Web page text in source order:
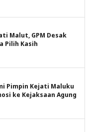
Malut, GPM Desak
Pilih Kasih
Pimpin Kejati Maluku
ke Kejaksaan Agung